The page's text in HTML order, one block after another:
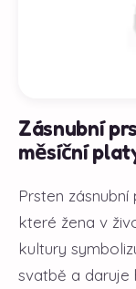
Zásnubní
měsíční
Prsten
které žena v
kultury
svatbě a daruje